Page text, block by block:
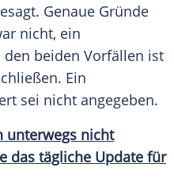
Genaue Gründe
nicht, ein
beiden Vorfällen ist
Ein
sei nicht angegeben.
unterwegs nicht
das tägliche Update für